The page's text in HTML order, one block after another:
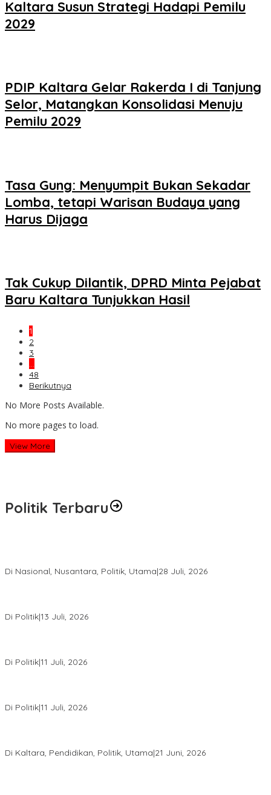
Kaltara Susun Strategi Hadapi Pemilu
2029
PDIP Kaltara Gelar Rakerda I di Tanjung
Selor, Matangkan Konsolidasi Menuju
Pemilu 2029
Tasa Gung: Menyumpit Bukan Sekadar
Lomba, tetapi Warisan Budaya yang
Harus Dijaga
Tak Cukup Dilantik, DPRD Minta Pejabat
Baru Kaltara Tunjukkan Hasil
1
2
3
…
48
Berikutnya
No More Posts Available.
No more pages to load.
View More
Politik Terbaru
Di Nasional, Nusantara, Politik, Utama|28 Juli, 2026
Di Politik|13 Juli, 2026
Di Politik|11 Juli, 2026
Di Politik|11 Juli, 2026
Di Kaltara, Pendidikan, Politik, Utama|21 Juni, 2026